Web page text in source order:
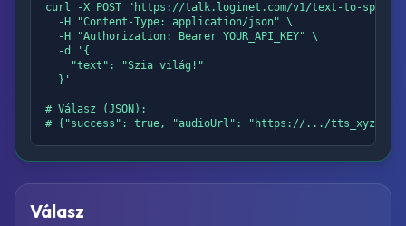
curl -X POST "https://talk.loginet.com/v1/text-to-
  -H "Content-Type: application/json" \
  -H "Authorization: Bearer YOUR_API_KEY" \
  -d '{
    "text": "Szia világ!"
  }'
# Válasz (JSON):
# {"success": true, "audioUrl": "https://.../
Válasz